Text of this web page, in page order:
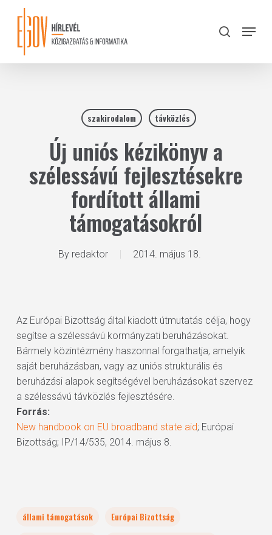
content
search
Menu
szakirodalom távközlés
Új uniós kézikönyv a
szélessávú fejlesztésekre
fordított állami
támogatásokról
By redaktor 2014. május 18.
Az Európai Bizottság által kiadott útmutatás célja, hogy
segítse a szélessávú kormányzati beruházásokat.
Bármely közintézmény haszonnal forgathatja, amelyik
saját beruházásban, vagy az uniós strukturális és
beruházási alapok segítségével beruházásokat szervez
a szélessávú távközlés fejlesztésére.
Forrás:
New handbook on EU broadband state aid; Európai
Bizottság; IP/14/535, 2014. május 8.
állami támogatások
Európai Bizottság
Close